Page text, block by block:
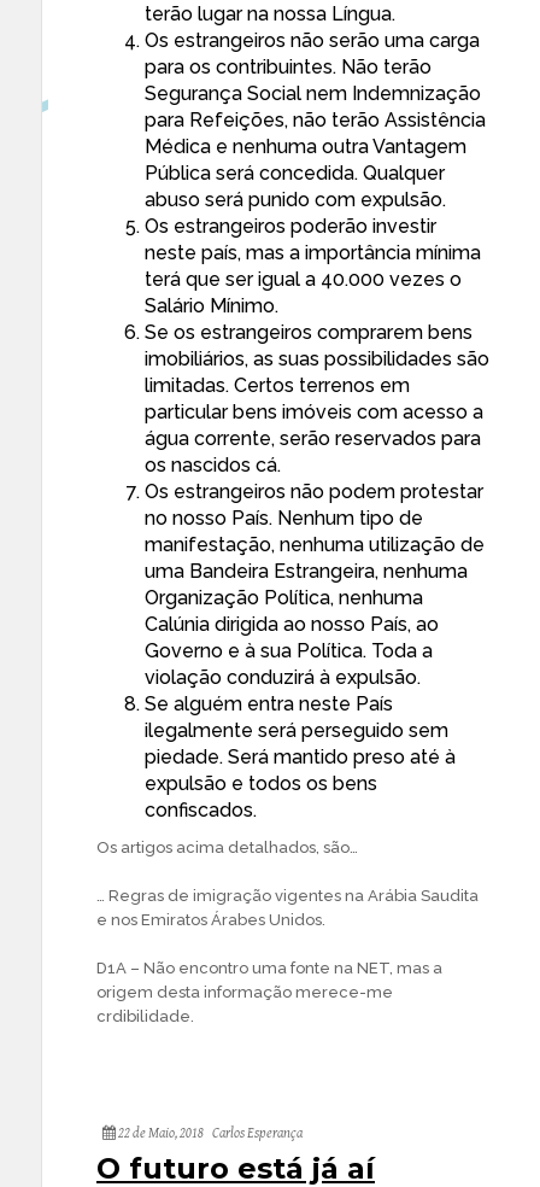
terão lugar na nossa Língua.
Os estrangeiros não serão uma carga
para os contribuintes. Não terão
Segurança Social nem Indemnização
para Refeições, não terão Assistência
Médica e nenhuma outra Vantagem
Pública será concedida. Qualquer
abuso será punido com expulsão.
Os estrangeiros poderão investir
neste país, mas a importância mínima
terá que ser igual a 40.000 vezes o
Salário Mínimo.
Se os estrangeiros comprarem bens
imobiliários, as suas possibilidades são
limitadas. Certos terrenos em
particular bens imóveis com acesso a
água corrente, serão reservados para
os nascidos cá.
Os estrangeiros não podem protestar
no nosso País. Nenhum tipo de
manifestação, nenhuma utilização de
uma Bandeira Estrangeira, nenhuma
Organização Política, nenhuma
Calúnia dirigida ao nosso País, ao
Governo e à sua Política. Toda a
violação conduzirá à expulsão.
Se alguém entra neste País
ilegalmente será perseguido sem
piedade. Será mantido preso até à
expulsão e todos os bens
confiscados.
Os artigos acima detalhados, são…
… Regras de imigração vigentes na Arábia Saudita
e nos Emiratos Árabes Unidos.
D1A – Não encontro uma fonte na NET, mas a
origem desta informação merece-me
crdibilidade.
22 de Maio, 2018 Carlos Esperança
O futuro está já aí